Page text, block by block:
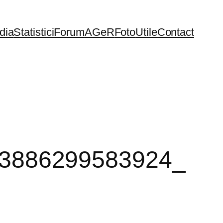
StatisticiForumAGeRFotoUtileContact